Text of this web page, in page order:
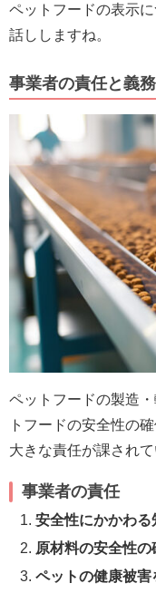
ペットフードの表示
話ししますね。
事業者の責任と義務
ペットフードの製造
トフードの安全性の
大きな責任が課されて
事業者の責任
安全性にかかわ
原材料の安全性の
ペットの健康被害